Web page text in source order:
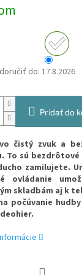
do: 17.8.2026
Pridať do
čistý zvuk a
To sú
zamilujete.
ovládanie
skladbám aj k
počúvanie